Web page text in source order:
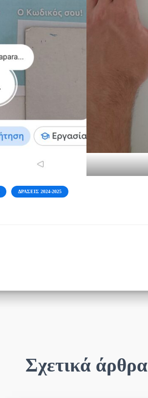
ΔΡΆΣΕΙΣ 2024-2025
Σχετικά άρθρα